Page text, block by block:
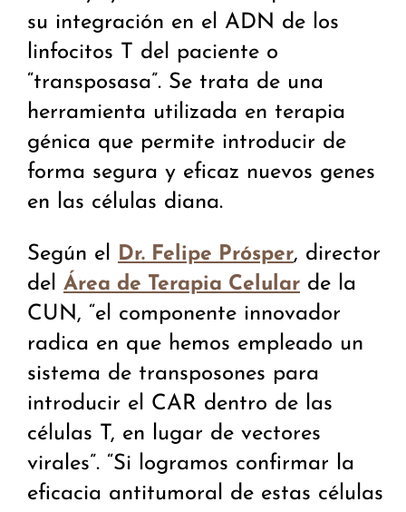
su integración en el ADN de los
linfocitos T del paciente o
“transposasa”. Se trata de una
herramienta utilizada en terapia
génica que permite introducir de
forma segura y eficaz nuevos genes
en las células diana.
Según el Dr. Felipe Prósper, director
del Área de Terapia Celular de la
CUN, “el componente innovador
radica en que hemos empleado un
sistema de transposones para
introducir el CAR dentro de las
células T, en lugar de vectores
virales”. “Si logramos confirmar la
eficacia antitumoral de estas células